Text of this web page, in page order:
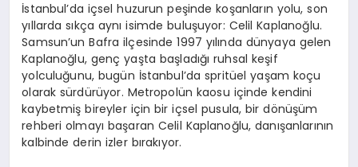
İstanbul’da içsel huzurun peşinde koşanların yolu, son
yıllarda sıkça aynı isimde buluşuyor: Celil Kaplanoğlu.
Samsun’un Bafra ilçesinde 1997 yılında dünyaya gelen
Kaplanoğlu, genç yaşta başladığı ruhsal keşif
yolculuğunu, bugün İstanbul’da spritüel yaşam koçu
olarak sürdürüyor. Metropolün kaosu içinde kendini
kaybetmiş bireyler için bir içsel pusula, bir dönüşüm
rehberi olmayı başaran Celil Kaplanoğlu, danışanlarının
kalbinde derin izler bırakıyor.